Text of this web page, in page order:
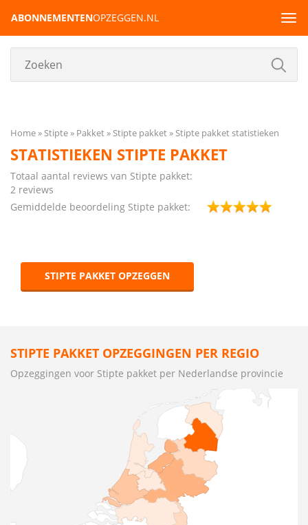
ABONNEMENTENOPZEGGEN.NL
Home Stipte Pakket Stipte pakket Stipte pakket statistieken
STATISTIEKEN STIPTE PAKKET
Totaal aantal reviews van Stipte pakket:
2 reviews
Gemiddelde beoordeling Stipte pakket:
STIPTE PAKKET OPZEGGEN
STIPTE PAKKET OPZEGGINGEN PER REGIO
Opzeggingen voor Stipte pakket per Nederlandse provincie